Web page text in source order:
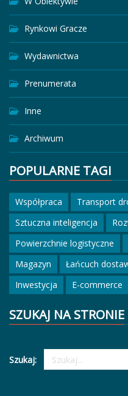
Rynkowi Gracze
Wydawnictwa
Prenumerata
Inne
Archiwum
POPULARNE TAGI
Współpraca Transport
Sztuczna inteligencja
Powierzchnie logistyczne
Magazyn
Łańcuch
Inwestycja
E-commerce
SZUKAJ NA STRONIE
Szukaj: